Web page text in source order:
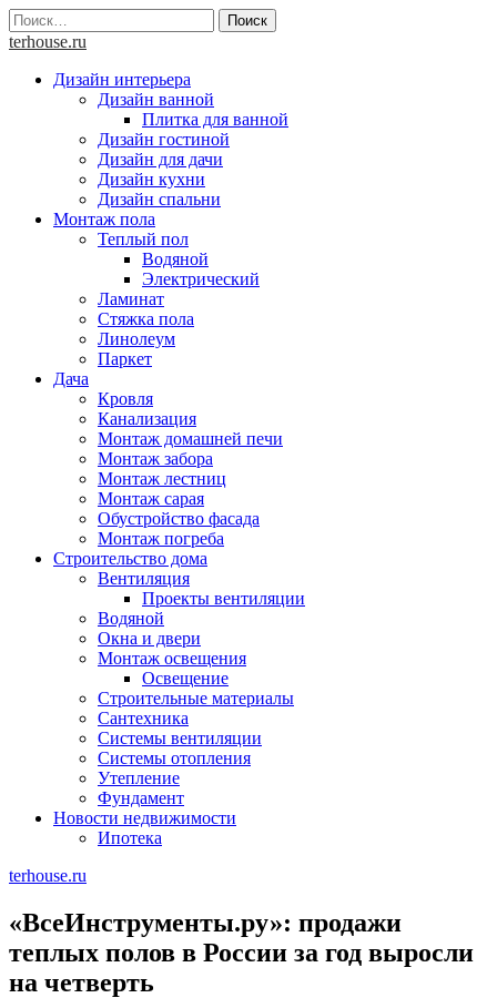
Skip
to
Найти:
terhouse.ru
Дизайн интерьера
Дизайн ванной
Плитка для ванной
Дизайн гостиной
Дизайн для дачи
Дизайн кухни
Дизайн спальни
Монтаж пола
Теплый пол
Водяной
Электрический
Ламинат
Стяжка пола
Линолеум
Паркет
Дача
Кровля
Канализация
Монтаж домашней печи
Монтаж забора
Монтаж лестниц
Монтаж сарая
Обустройство фасада
Монтаж погреба
Строительство дома
Вентиляция
Проекты вентиляции
Водяной
Окна и двери
Монтаж освещения
Освещение
Строительные материалы
Сантехника
Системы вентиляции
Системы отопления
Утепление
Фундамент
Новости недвижимости
Ипотека
terhouse.ru
«ВсеИнструменты.ру»: продажи
теплых полов в России за год выросли
на четверть